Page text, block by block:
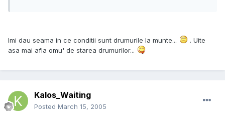
Imi dau seama in ce conditii sunt drumurile la munte...
. Uite
asa mai afla omu' de starea drumurilor...
Kalos_Waiting
Posted March 15, 2005